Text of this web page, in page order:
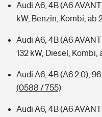
Audi A6, 4B (A6
kW, Benzin, Kombi, ab
Audi A6, 4B (A6
132 kW, Diesel, Kombi,
Audi A6, 4B (A6 2.0),
(0588 / 755)
Audi A6, 4B (A6